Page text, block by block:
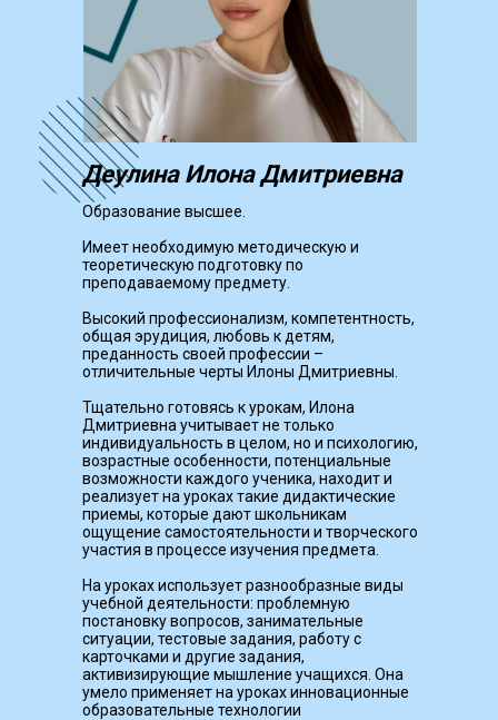
Деулина Илона Дмитриевна
Образование высшее.
Имеет необходимую методическую и
теоретическую подготовку по
преподаваемому предмету.
Высокий профессионализм, компетентность,
общая эрудиция, любовь к детям,
преданность своей профессии –
отличительные черты Илоны Дмитриевны.
Тщательно готовясь к урокам, Илона
Дмитриевна учитывает не только
индивидуальность в целом, но и психологию,
возрастные особенности, потенциальные
возможности каждого ученика, находит и
реализует на уроках такие дидактические
приемы, которые дают школьникам
ощущение самостоятельности и творческого
участия в процессе изучения предмета.
На уроках использует разнообразные виды
учебной деятельности: проблемную
постановку вопросов, занимательные
ситуации, тестовые задания, работу с
карточками и другие задания,
активизирующие мышление учащихся. Она
умело применяет на уроках инновационные
образовательные технологии